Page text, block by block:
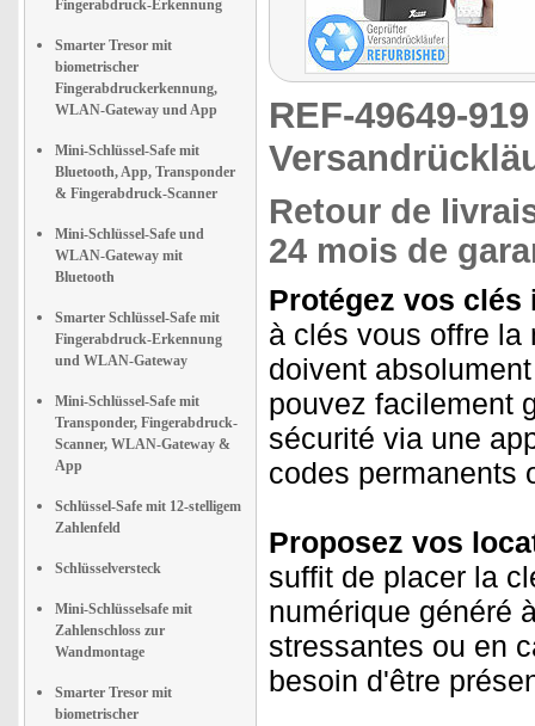
Fingerabdruck-Erkennung
Smarter Tresor mit
biometrischer
Fingerabdruckerkennung,
WLAN-Gateway und App
Mini-Schlüssel-Safe mit
Bluetooth, App, Transponder
& Fingerabdruck-Scanner
Mini-Schlüssel-Safe und
WLAN-Gateway mit
Bluetooth
Smarter Schlüssel-Safe mit
Fingerabdruck-Erkennung
und WLAN-Gateway
Mini-Schlüssel-Safe mit
Transponder, Fingerabdruck-
Scanner, WLAN-Gateway &
App
Schlüssel-Safe mit 12-stelligem
Zahlenfeld
Schlüsselversteck
Mini-Schlüsselsafe mit
Zahlenschloss zur
Wandmontage
Smarter Tresor mit
biometrischer
REF-49649-
Retour de
24 mois de
Protégez vos clés
à clés vous offre la
doivent
pouvez facilement
sécurité via une
codes permanents
Proposez vos
suffit de placer la
numérique généré
stressantes ou en
besoin d'être